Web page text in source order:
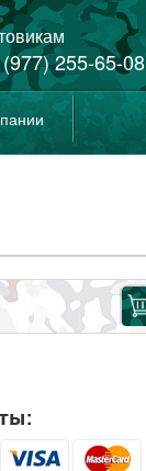
255-65-08